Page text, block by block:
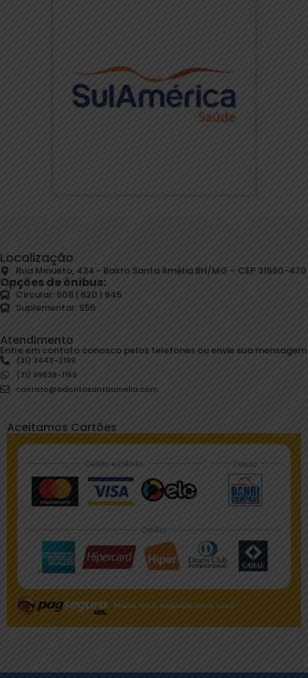
Localização
Rua Minueto, 434 - Bairro Santa Amélia BH/MG – CEP 31560-470
Opções de ônibus:
Circular: 608 | 620 | 645
Suplementar: S55
Atendimento
Entre em contato conosco pelos telefones ou envie sua mensagem
(31) 3443-2199
(31) 99838-1159
contato@odontosantaamelia.com
Aceitamos Cartões